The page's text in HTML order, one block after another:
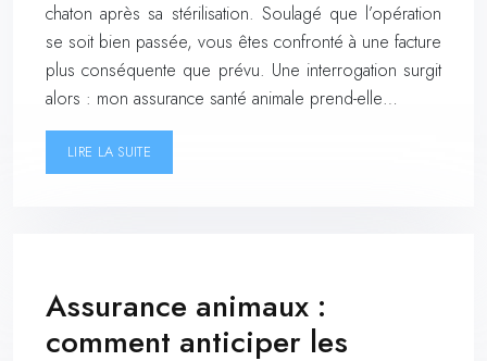
chaton après sa stérilisation. Soulagé que l’opération
se soit bien passée, vous êtes confronté à une facture
plus conséquente que prévu. Une interrogation surgit
alors : mon assurance santé animale prend-elle…
LIRE LA SUITE
Assurance animaux :
comment anticiper les